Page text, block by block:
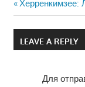
по
Previous
Post:
Херренкимзее:
LEAVE A REPLY
Для